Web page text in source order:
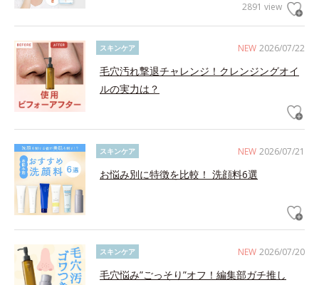
2891 view
NEW 2026/07/22
スキンケア
毛穴汚れ撃退チャレンジ！クレンジングオイ
ルの実力は？
NEW 2026/07/21
スキンケア
お悩み別に特徴を比較！ 洗顔料6選
NEW 2026/07/20
スキンケア
毛穴悩み”ごっそり”オフ！編集部ガチ推し